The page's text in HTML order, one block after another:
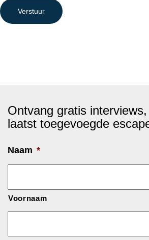
Verstuur
Ontvang gratis
laatst toegevoegde
Naam *
Voornaam